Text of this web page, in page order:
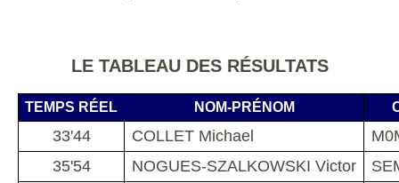
LE TABLEAU DES RÉSULTATS
TEMPS RÉEL NOM-PRÉNOM
33'44 COLLET Michael
35'54
NOGUES-SZALKOWSKI Victor